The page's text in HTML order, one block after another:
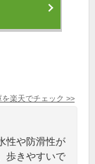
を楽天でチェック >>
性や防滑性が
歩きやすいで